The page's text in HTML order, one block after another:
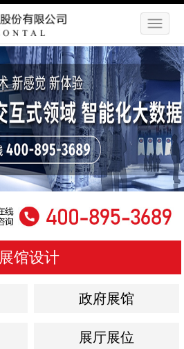
展馆设计
政府展馆
展厅展位